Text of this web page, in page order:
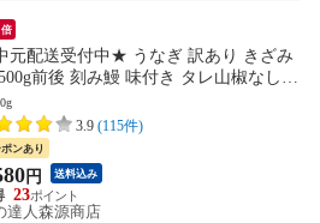
元配送受付中★ うなぎ 訳あり きざみ
前後 刻み鰻 味付き タレ山椒なし
無料 お取り寄せグルメ 食品 鰻 海鮮
価格 土用丑【最安値挑戦！3380円→25
セール】
3.9 (115件)
ンあり
円 送料込み
23
達人森源商店